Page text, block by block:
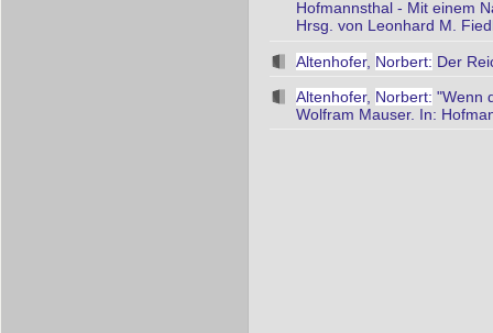
Hofmannsthal - Mit einem
Hrsg. von Leonhard M.
Altenhofer, Norbert: Der
Altenhofer, Norbert: "Wenn
Wolfram Mauser. In: